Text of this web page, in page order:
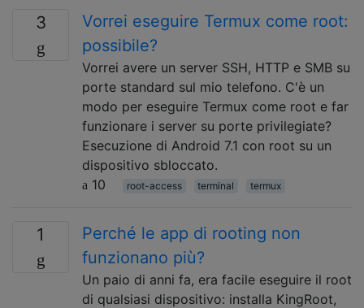
3
Vorrei eseguire Termux come root:
possibile?
Vorrei avere un server SSH, HTTP e SMB su
porte standard sul mio telefono. C'è un
modo per eseguire Termux come root e far
funzionare i server su porte privilegiate?
Esecuzione di Android 7.1 con root su un
dispositivo sbloccato.
10
root-access terminal termux
1
Perché le app di rooting non
funzionano più?
Un paio di anni fa, era facile eseguire il root
di qualsiasi dispositivo: installa KingRoot,